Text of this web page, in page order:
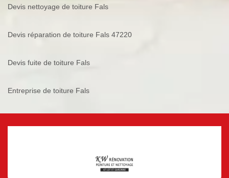
Devis nettoyage de toiture Fals
Devis réparation de toiture Fals 47220
Devis fuite de toiture Fals
Entreprise de toiture Fals